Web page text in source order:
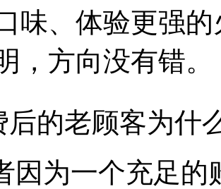
味、体验更强
，方向没有错。
后的老顾客为什
因为一个充足的